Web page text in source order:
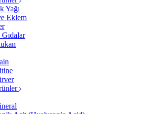
Yağı
Eklem